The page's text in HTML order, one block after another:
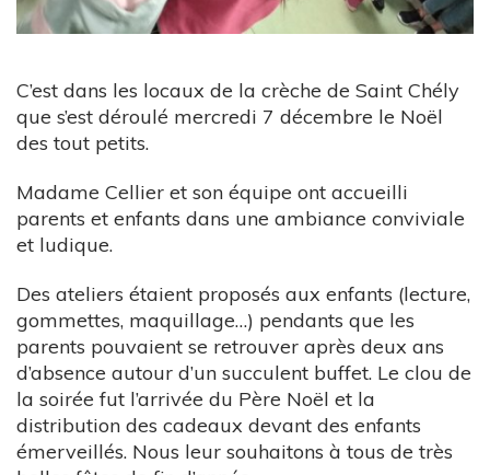
C’est dans les locaux de la crèche de Saint Chély
que s’est déroulé mercredi 7 décembre le Noël
des tout petits.
Madame Cellier et son équipe ont accueilli
parents et enfants dans une ambiance conviviale
et ludique.
Des ateliers étaient proposés aux enfants (lecture,
gommettes, maquillage…) pendants que les
parents pouvaient se retrouver après deux ans
d’absence autour d’un succulent buffet. Le clou de
la soirée fut l’arrivée du Père Noël et la
distribution des cadeaux devant des enfants
émerveillés. Nous leur souhaitons à tous de très